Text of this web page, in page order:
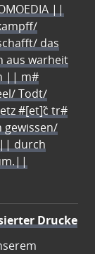
||
das
aus warheit
|| m#
Todt/
#[et]c̃ tr#
|| durch
Drucke